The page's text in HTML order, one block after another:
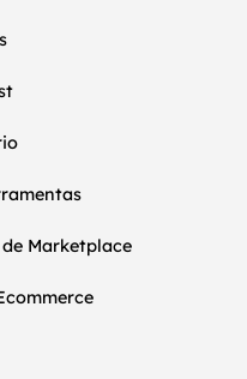
Marketplace